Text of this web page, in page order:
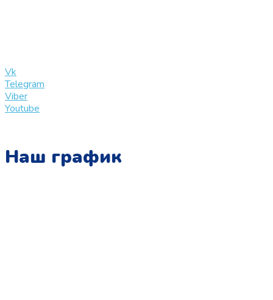
Vk
Telegram
Viber
Youtube
Наш график